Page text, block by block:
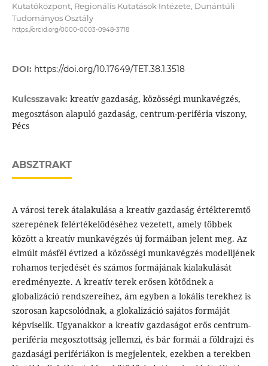
Kutatóközpont, Regionális Kutatások Intézete, Dunántúli
Tudományos Osztály
https://orcid.org/0000-0003-0948-3718
DOI: https://doi.org/10.17649/TET.38.1.3518
Kulcsszavak: kreatív gazdaság, közösségi munkavégzés,
megosztáson alapuló gazdaság, centrum-periféria viszony,
Pécs
ABSZTRAKT
A városi terek átalakulása a kreatív gazdaság értékteremtő
szerepének felértékelődéséhez vezetett, amely többek
között a kreatív munkavégzés új formáiban jelent meg. Az
elmúlt másfél évtized a közösségi munkavégzés modelljének
rohamos terjedését és számos formájának kialakulását
eredményezte. A kreatív terek erősen kötődnek a
globalizáció rendszereihez, ám egyben a lokális terekhez is
szorosan kapcsolódnak, a glokalizáció sajátos formáját
képviselik. Ugyanakkor a kreatív gazdaságot erős centrum-
periféria megosztottság jellemzi, és bár formái a földrajzi és
gazdasági perifériákon is megjelentek, ezekben a terekben